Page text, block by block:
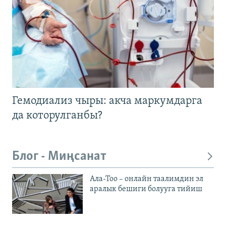
Гемодиализ чыры: акча маркумдарга
да которулганбы?
Блог - Миңсанат
Ала-Тоо – онлайн таалимдин эл
аралык бешиги болууга тийиш